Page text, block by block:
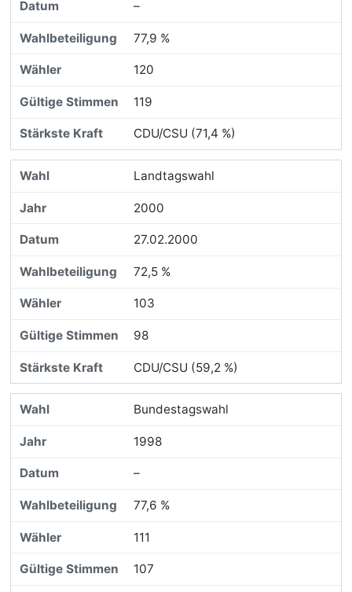
–
77,9 %
120
119
CDU/CSU (71,4 %)
Landtagswahl
2000
27.02.2000
72,5 %
103
98
CDU/CSU (59,2 %)
Bundestagswahl
1998
–
77,6 %
111
107